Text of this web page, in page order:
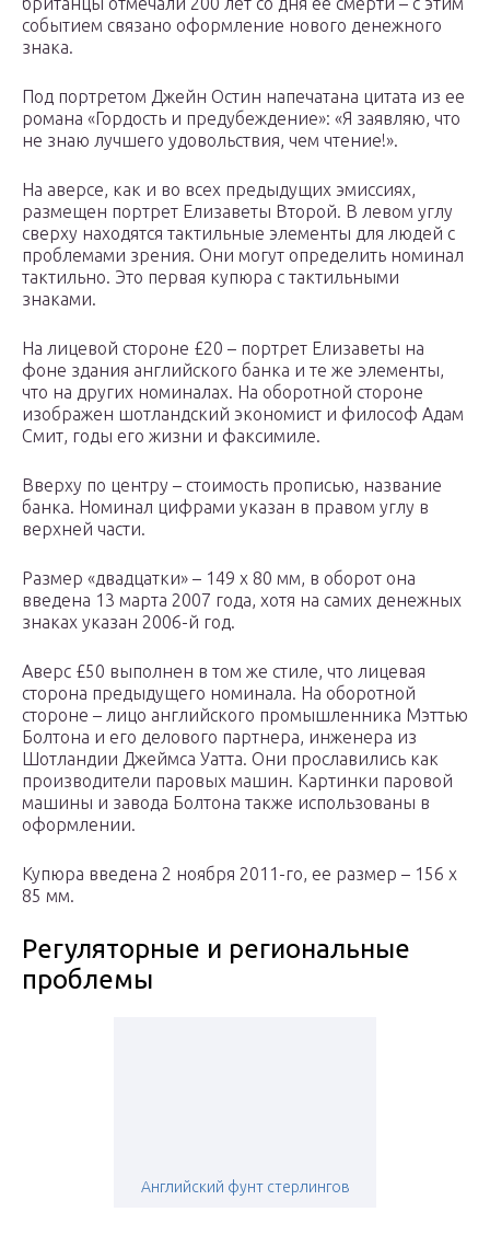
событием связано оформление нового денежного
знака.
Под портретом Джейн Остин напечатана цитата из ее
романа «Гордость и предубеждение»: «Я заявляю, что
не знаю лучшего удовольствия, чем чтение!».
На аверсе, как и во всех предыдущих эмиссиях,
размещен портрет Елизаветы Второй. В левом углу
сверху находятся тактильные элементы для людей с
проблемами зрения. Они могут определить номинал
тактильно. Это первая купюра с тактильными
знаками.
На лицевой стороне £20 – портрет Елизаветы на
фоне здания английского банка и те же элементы,
что на других номиналах. На оборотной стороне
изображен шотландский экономист и философ Адам
Смит, годы его жизни и факсимиле.
Вверху по центру – стоимость прописью, название
банка. Номинал цифрами указан в правом углу в
верхней части.
Размер «двадцатки» – 149 х 80 мм, в оборот она
введена 13 марта 2007 года, хотя на самих денежных
знаках указан 2006-й год.
Аверс £50 выполнен в том же стиле, что лицевая
сторона предыдущего номинала. На оборотной
стороне – лицо английского промышленника Мэттью
Болтона и его делового партнера, инженера из
Шотландии Джеймса Уатта. Они прославились как
производители паровых машин. Картинки паровой
машины и завода Болтона также использованы в
оформлении.
Купюра введена 2 ноября 2011-го, ее размер – 156 х
85 мм.
Регуляторные и региональные
проблемы
Английский фунт стерлингов